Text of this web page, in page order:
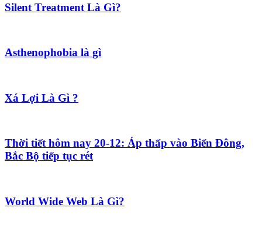
Silent Treatment Là Gì?
Asthenophobia là gì
Xá Lợi Là Gì ?
Thời tiết hôm nay 20-12: Áp thấp vào Biển Đông,
Bắc Bộ tiếp tục rét
World Wide Web Là Gì?